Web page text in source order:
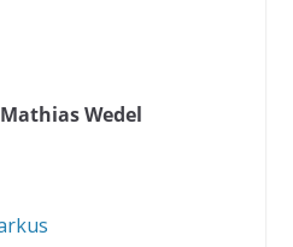
Mathias Wedel